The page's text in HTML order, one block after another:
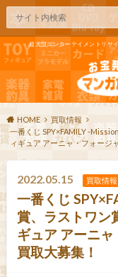
超大型エンターテイメントリサ
HOME
買取情報
一番くじ SPY×FAMILY -
ィギュア アーニャ・フォージ
2022.05.15 買取情報
一番くじ
賞、ラストワン
ギュア アーニ
買取大募集！